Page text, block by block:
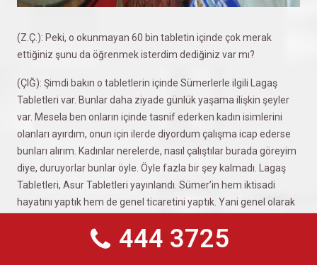
(Z.Ç.): Peki, o okunmayan 60 bin tabletin içinde çok merak
ettiğiniz şunu da öğrenmek isterdim dediğiniz var mı?
(ÇIĞ): Şimdi bakın o tabletlerin içinde Sümerlerle ilgili Lagaş
Tabletleri var. Bunlar daha ziyade günlük yaşama ilişkin şeyler
var. Mesela ben onların içinde tasnif ederken kadın isimlerini
olanları ayırdım, onun için ilerde diyordum çalışma icap ederse
bunları alırım. Kadınlar nerelerde, nasıl çalıştılar burada göreyim
diye, duruyorlar bunlar öyle. Öyle fazla bir şey kalmadı. Lagaş
Tabletleri, Asur Tabletleri yayınlandı. Sümer’in hem iktisadi
hayatını yaptık hem de genel ticaretini yaptık. Yani genel olarak
(ÇIĞ): E öyle. Derler çünkü Türkler her tarafa kol atmışlar. İşte
444 3725